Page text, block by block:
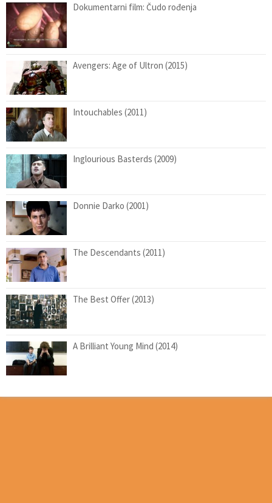
Dokumentarni film: Čudo rođenja
Avengers: Age of Ultron (2015)
Intouchables (2011)
Inglourious Basterds (2009)
Donnie Darko (2001)
The Descendants (2011)
The Best Offer (2013)
A Brilliant Young Mind (2014)